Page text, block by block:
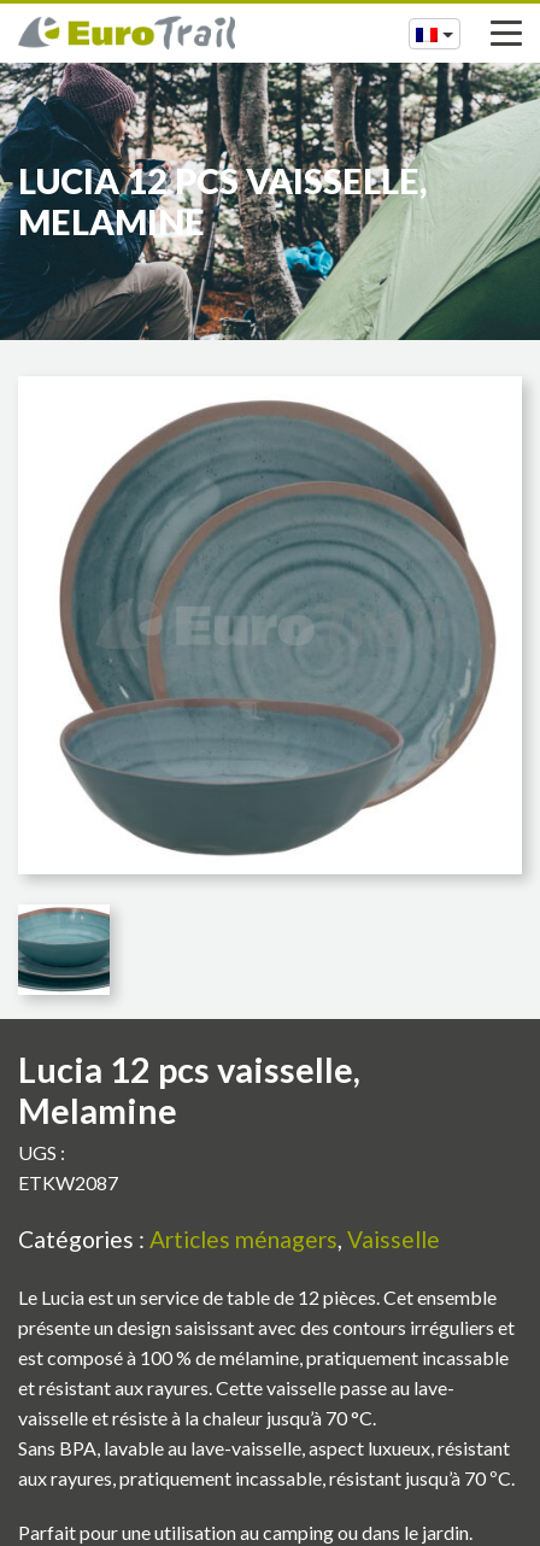
LUCIA 12 PCS VAISSELLE,
MELAMINE
Lucia 12 pcs vaisselle,
Melamine
UGS :
ETKW2087
Catégories : Articles ménagers, Vaisselle
Le Lucia est un service de table de 12 pièces. Cet ensemble
présente un design saisissant avec des contours irréguliers et
est composé à 100 % de mélamine, pratiquement incassable
et résistant aux rayures. Cette vaisselle passe au lave-
vaisselle et résiste à la chaleur jusqu’à 70 °C.
Sans BPA, lavable au lave-vaisselle, aspect luxueux, résistant
aux rayures, pratiquement incassable, résistant jusqu’à 70 ºC.
Parfait pour une utilisation au camping ou dans le jardin.